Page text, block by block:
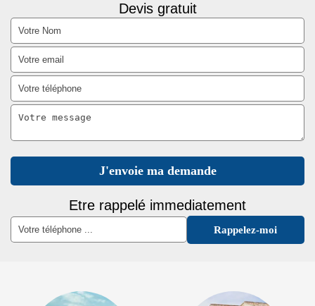
Devis gratuit
Etre rappelé immediatement